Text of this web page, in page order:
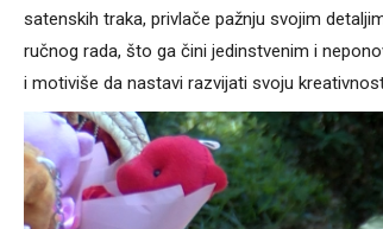
satenskih traka, privlače pažnju svojim
ručnog rada, što ga čini jedinstvenim i
i motiviše da nastavi razvijati svoju